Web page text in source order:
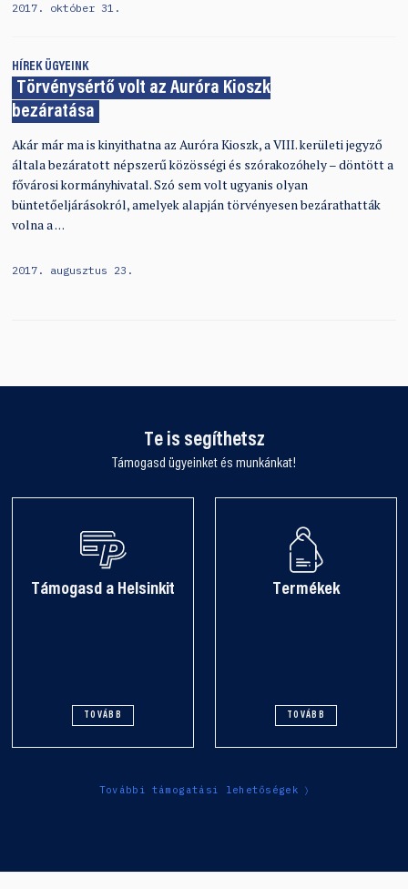
2017. október 31.
HÍREK ÜGYEINK
Törvénysértő volt az Auróra Kioszk
bezáratása
Akár már ma is kinyithatna az Auróra Kioszk, a VIII. kerületi jegyző
általa bezáratott népszerű közösségi és szórakozóhely – döntött a
fővárosi kormányhivatal. Szó sem volt ugyanis olyan
büntetőeljárásokról, amelyek alapján törvényesen bezárathatták
volna a …
2017. augusztus 23.
Te is segíthetsz
Támogasd ügyeinket és munkánkat!
Támogasd a Helsinkit
TOVÁBB
Termékek
TOVÁBB
További támogatási lehetőségek